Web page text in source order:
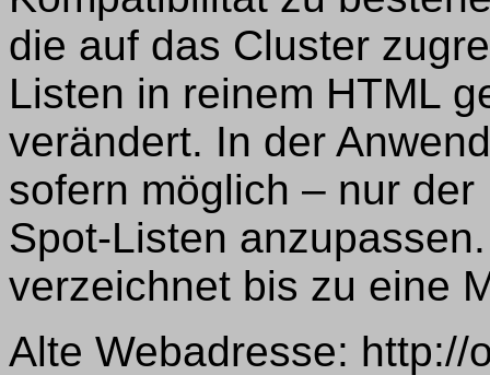
die auf das Cluster
Listen in reinem HTML
verändert. In der
sofern möglich – nur
Spot-Listen
verzeichnet bis zu eine
Alte Webadresse: http://